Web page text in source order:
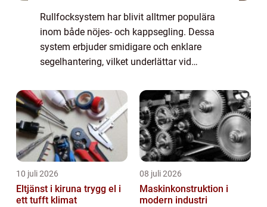
Rullfocksystem har blivit alltmer populära
inom både nöjes- och kappsegling. Dessa
system erbjuder smidigare och enklare
segelhantering, vilket underlättar vid
egentligen en...
10 juli 2026
Eltjänst i kiruna trygg el i
ett tufft klimat
08 juli 2026
Maskinkonstruktion i
modern industri